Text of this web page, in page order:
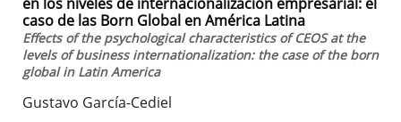
caso de las Born Global en América Latina
Effects of the psychological characteristics of CEOS at the
levels of business internationalization: the case of the born
global in Latin America
Gustavo García-Cediel